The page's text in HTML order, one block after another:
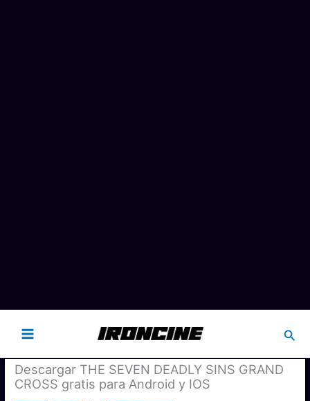
Descargar THE SEVEN DEADLY SINS GRAND
CROSS gratis para Android y IOS